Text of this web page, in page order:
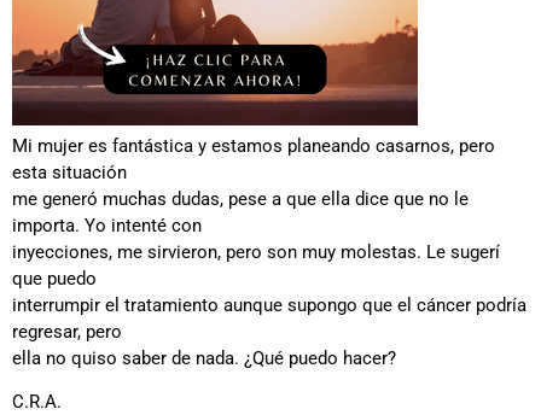
Mi mujer es fantástica y estamos planeando casarnos, pero
esta situación
me generó muchas dudas, pese a que ella dice que no le
importa. Yo intenté con
inyecciones, me sirvieron, pero son muy molestas. Le sugerí
que puedo
interrumpir el tratamiento aunque supongo que el cáncer podría
regresar, pero
ella no quiso saber de nada. ¿Qué puedo hacer?
C.R.A.